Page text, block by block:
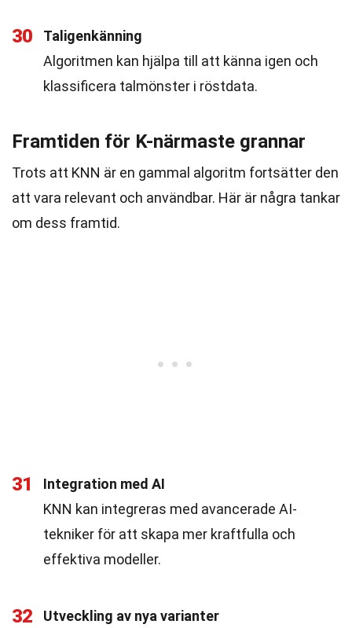
30
Taligenkänning
Algoritmen kan hjälpa till att känna igen och
klassificera talmönster i röstdata.
Framtiden för K-närmaste grannar
Trots att KNN är en gammal algoritm fortsätter den
att vara relevant och användbar. Här är några tankar
om dess framtid.
31
Integration med AI
KNN kan integreras med avancerade AI-
tekniker för att skapa mer kraftfulla och
effektiva modeller.
32
Utveckling av nya varianter